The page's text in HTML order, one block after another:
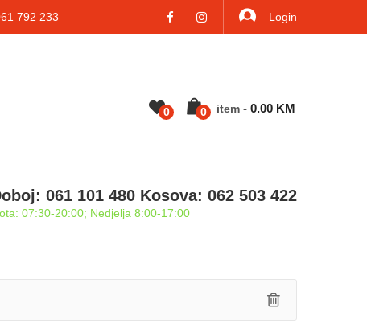
792 233 Login
0 0 Item - 0.00 KM
061 101 480 Kosova: 062 503 422
07:30-20:00; Nedjelja 8:00-17:00